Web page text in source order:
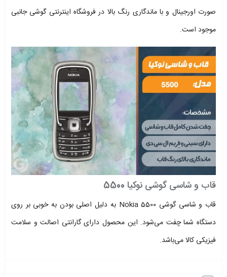
صورت اورجینال و با ماندگاری رنگ بالا در فروشگاه اینترنتی گوشی جانبی
موجود است.
قاب و شاسی گوشی نوکیا 5500
قاب و شاسی گوشی Nokia 5500 به دلیل اصلی بودن به خوبی بر روی
دستگاه شما چفت می‌شود. این محصول دارای گارانتی اصالت و سلامت
فیزیکی کالا می‌باشد.